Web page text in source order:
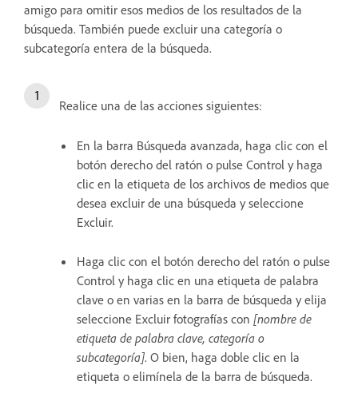
amigo para omitir esos medios de los resultados de la
búsqueda. También puede excluir una categoría o
subcategoría entera de la búsqueda.
Realice una de las acciones siguientes:
En la barra Búsqueda avanzada, haga clic con el
botón derecho del ratón o pulse Control y haga
clic en la etiqueta de los archivos de medios que
desea excluir de una búsqueda y seleccione
Excluir.
Haga clic con el botón derecho del ratón o pulse
Control y haga clic en una etiqueta de palabra
clave o en varias en la barra de búsqueda y elija
seleccione Excluir fotografías con [nombre de
etiqueta de palabra clave, categoría o
subcategoría]. O bien, haga doble clic en la
etiqueta o elimínela de la barra de búsqueda.